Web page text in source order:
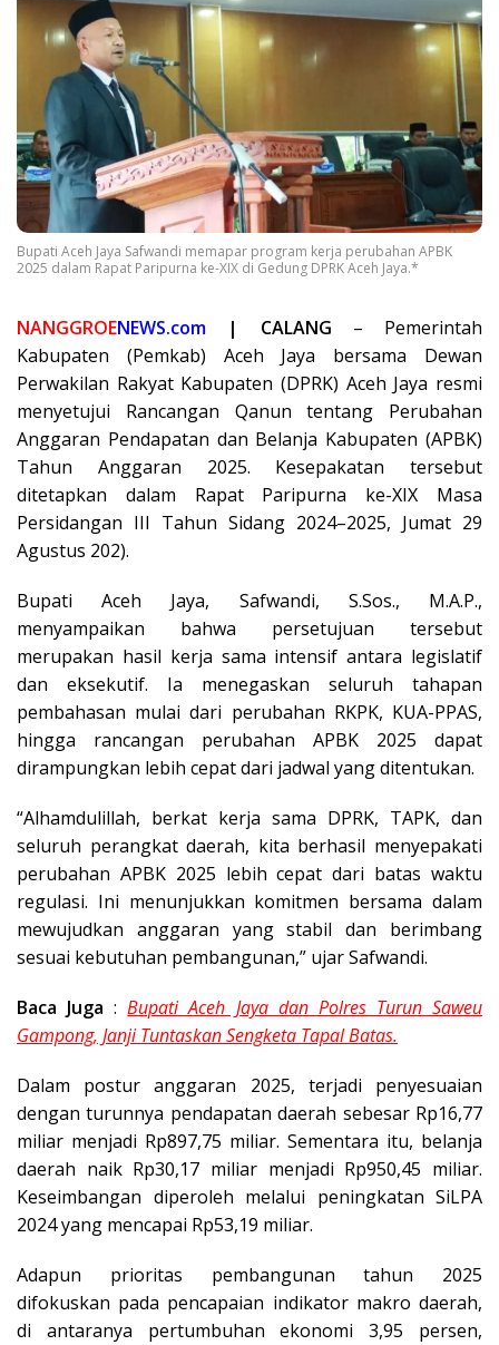
Bupati Aceh Jaya Safwandi memapar program kerja perubahan APBK
2025 dalam Rapat Paripurna ke-XIX di Gedung DPRK Aceh Jaya.*
NANGGROENEWS.com | CALANG – Pemerintah
Kabupaten (Pemkab) Aceh Jaya bersama Dewan
Perwakilan Rakyat Kabupaten (DPRK) Aceh Jaya resmi
menyetujui Rancangan Qanun tentang Perubahan
Anggaran Pendapatan dan Belanja Kabupaten (APBK)
Tahun Anggaran 2025. Kesepakatan tersebut
ditetapkan dalam Rapat Paripurna ke-XIX Masa
Persidangan III Tahun Sidang 2024–2025, Jumat 29
Agustus 202).
Bupati Aceh Jaya, Safwandi, S.Sos., M.A.P.,
menyampaikan bahwa persetujuan tersebut
merupakan hasil kerja sama intensif antara legislatif
dan eksekutif. Ia menegaskan seluruh tahapan
pembahasan mulai dari perubahan RKPK, KUA-PPAS,
hingga rancangan perubahan APBK 2025 dapat
dirampungkan lebih cepat dari jadwal yang ditentukan.
“Alhamdulillah, berkat kerja sama DPRK, TAPK, dan
seluruh perangkat daerah, kita berhasil menyepakati
perubahan APBK 2025 lebih cepat dari batas waktu
regulasi. Ini menunjukkan komitmen bersama dalam
mewujudkan anggaran yang stabil dan berimbang
sesuai kebutuhan pembangunan,” ujar Safwandi.
Baca Juga :Bupati Aceh Jaya dan Polres Turun Saweu
Gampong, Janji Tuntaskan Sengketa Tapal Batas.
Dalam postur anggaran 2025, terjadi penyesuaian
dengan turunnya pendapatan daerah sebesar Rp16,77
miliar menjadi Rp897,75 miliar. Sementara itu, belanja
daerah naik Rp30,17 miliar menjadi Rp950,45 miliar.
Keseimbangan diperoleh melalui peningkatan SiLPA
2024 yang mencapai Rp53,19 miliar.
Adapun prioritas pembangunan tahun 2025
difokuskan pada pencapaian indikator makro daerah,
di antaranya pertumbuhan ekonomi 3,95 persen,